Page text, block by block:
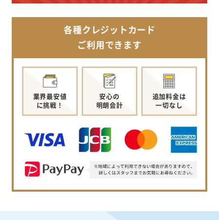
各種クレジットカード
ご利用できます
業界最安値
に挑戦！
安心の
明朗会計
追加料金は
一切なし